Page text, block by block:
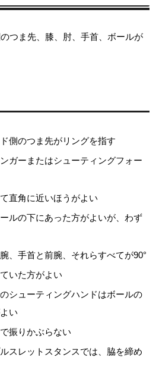
つま先、膝、肘、手首、ボールが
側のつま先がリングを指す
ガーまたはシューティングフォー
直角に近いほうがよい
ルの下にあった方がよいが、わず
、手首と前腕、それらすべてが90°
いた方がよい
シューティングハンドはボールの
い
振りかぶらない
スレットスタンスでは、脇を締め